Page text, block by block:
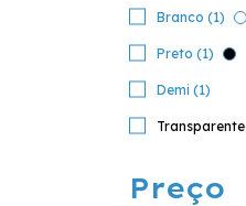
Branco (1)
Preto (1)
Demi (1)
Transparente
Preço